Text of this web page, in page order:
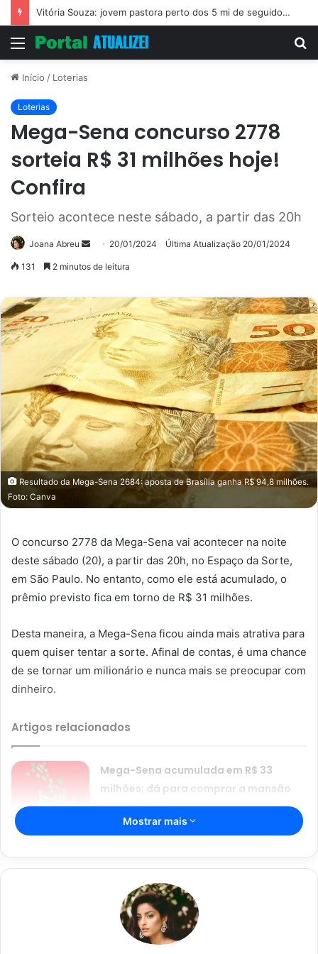
Vitória Souza: jovem pastora perto dos 5 mi de seguidores na web
Menu
Início / Loterias
Loterias
Mega-Sena concurso 2778
sorteia R$ 31 milhões hoje!
Confira
Sorteio acontece neste sábado, a partir das 20h
Joana Abreu
Mande20/01/2024 Última Atualização 20/01/2024
131 2 minutos de leitura
Resultado da Mega-Sena 2684: aposta de Brasília ganha R$ 94,8 milhões.
Foto: Canva
O concurso 2778 da Mega-Sena vai acontecer na noite
deste sábado (20), a partir das 20h, no Espaço da Sorte,
em São Paulo. No entanto, como ele está acumulado, o
prêmio previsto fica em torno de R$ 31 milhões.
Desta maneira, a Mega-Sena ficou ainda mais atrativa para
quem quiser tentar a sorte. Afinal de contas, é uma chance
de se tornar um milionário e nunca mais se preocupar com
dinheiro.
Artigos relacionados
Mega-Sena acumulada em R$ 33
milhões; dá para comprar a mansão
do Silvio Santos
22/08/2024
Resultado da Mega-Sena 2684:
milhões
03/02/2024
Mostrar mais